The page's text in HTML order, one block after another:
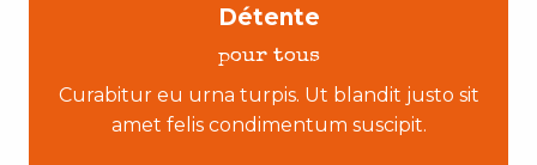
Détente
pour tous
Curabitur eu urna turpis. Ut blandit justo sit
amet felis condimentum suscipit.